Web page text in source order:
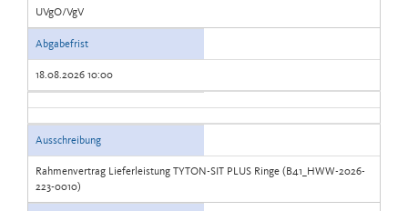
UVgO/VgV
Abgabefrist
18.08.2026 10:00
Ausschreibung
Rahmenvertrag Lieferleistung TYTON-SIT PLUS Ringe (B41_HWW-2026-
223-0010)